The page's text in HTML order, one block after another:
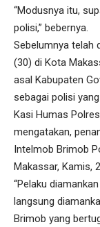
“Modusnya itu,
polisi,” bebernya.
Sebelumnya telah
(30) di Kota
asal Kabupaten
sebagai polisi
Kasi Humas
mengatakan,
Intelmob Brimob
Makassar, Kamis,
“Pelaku
langsung
Brimob yang